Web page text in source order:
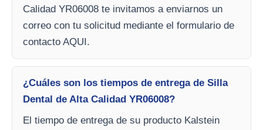
Calidad YR06008 te invitamos a enviarnos un
correo con tu solicitud mediante el formulario de
contacto AQUI.
¿Cuáles son los tiempos de entrega de Silla
Dental de Alta Calidad YR06008?
El tiempo de entrega de su producto Kalstein